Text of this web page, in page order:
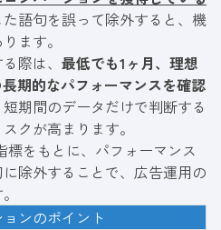
た語句を誤って除外すると、機
ます。
際は、 最低でも1ヶ月、理想
期的なパフォーマンスを確認
期間のデータだけで判断する
クが高まります。
標をもとに、パフォーマンス
除外することで、広告運用の
ンのポイント